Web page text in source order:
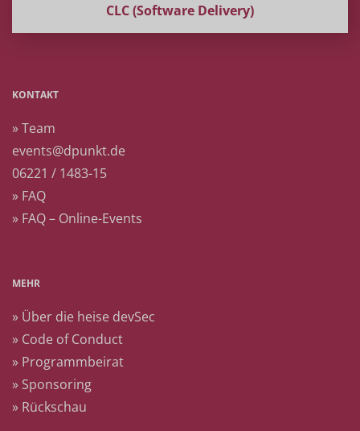
CLC (Software Delivery)
KONTAKT
» Team
events@dpunkt.de
06221 / 1483-15
» FAQ
» FAQ – Online-Events
MEHR
» Über die heise devSec
» Code of Conduct
» Programmbeirat
» Sponsoring
» Rückschau